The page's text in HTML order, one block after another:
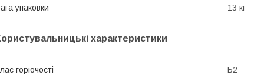
упаковки 13 кг
характеристики
горючості Б2